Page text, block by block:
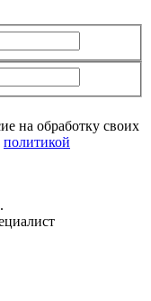
на обработку своих
политикой